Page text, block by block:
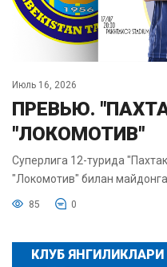
Июль 16, 2026
ПРЕВЬЮ.
"ЛОКОМОТИВ"
Суперлига 12-турида
"Локомотив" билан
85 0
КЛУБ ЯНГИЛИКЛАРИ